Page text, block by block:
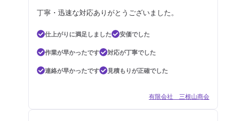
丁寧・迅速な対応ありがとうございました。
仕上がりに満足しました
安価でした
作業が早かったです
対応が丁寧でした
連絡が早かったです
見積もりが正確でした
有限会社 三根山商会